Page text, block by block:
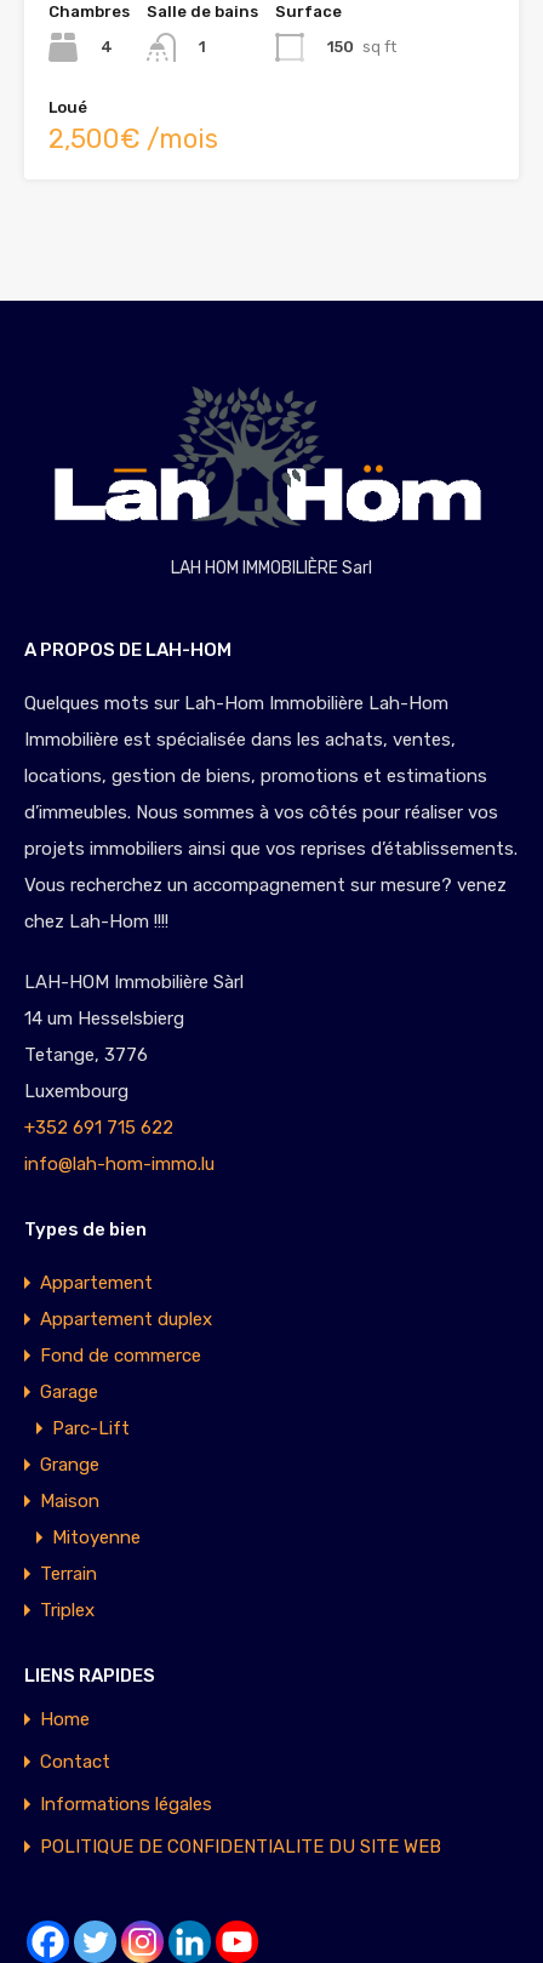
Chambres
4
Salle de bains
1
Surface
150 sq ft
Loué
2,500€ /mois
LAH HOM IMMOBILIÈRE Sarl
A PROPOS DE LAH-HOM
Quelques mots sur Lah-Hom Immobilière Lah-Hom
Immobilière est spécialisée dans les achats, ventes,
locations, gestion de biens, promotions et estimations
d’immeubles. Nous sommes à vos côtés pour réaliser vos
projets immobiliers ainsi que vos reprises d’établissements.
Vous recherchez un accompagnement sur mesure? venez
chez Lah-Hom !!!!
LAH-HOM Immobilière Sàrl
14 um Hesselsbierg
Tetange, 3776
Luxembourg
+352 691 715 622
info@lah-hom-immo.lu
Types de bien
Appartement
Appartement duplex
Fond de commerce
Garage
Parc-Lift
Grange
Maison
Mitoyenne
Terrain
Triplex
LIENS RAPIDES
Home
Contact
Informations légales
POLITIQUE DE CONFIDENTIALITE DU SITE WEB